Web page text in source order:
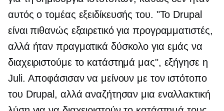
αυτός ο τομέας εξειδίκευσής του. "Το Drupal
είναι πιθανώς εξαιρετικό για προγραμματιστές,
αλλά ήταν πραγματικά δύσκολο για εμάς να
διαχειριστούμε το κατάστημά μας", εξήγησε η
Juli. Αποφάσισαν να μείνουν με τον ιστότοπο
του Drupal, αλλά αναζήτησαν μια εναλλακτική